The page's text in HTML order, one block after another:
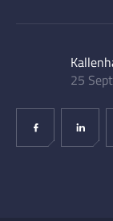
25